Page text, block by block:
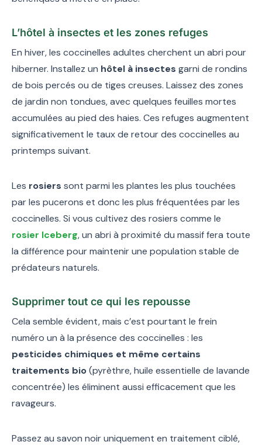
L’hôtel à insectes et les zones refuges
En hiver, les coccinelles adultes cherchent un abri pour
hiberner. Installez un hôtel à insectes garni de rondins
de bois percés ou de tiges creuses. Laissez des zones
de jardin non tondues, avec quelques feuilles mortes
accumulées au pied des haies. Ces refuges augmentent
significativement le taux de retour des coccinelles au
printemps suivant.
Les rosiers sont parmi les plantes les plus touchées
par les pucerons et donc les plus fréquentées par les
coccinelles. Si vous cultivez des rosiers comme le
rosier Iceberg, un abri à proximité du massif fera toute
la différence pour maintenir une population stable de
prédateurs naturels.
Supprimer tout ce qui les repousse
Cela semble évident, mais c’est pourtant le frein
numéro un à la présence des coccinelles : les
pesticides chimiques et même certains
traitements bio(pyrèthre, huile essentielle de lavande
concentrée) les éliminent aussi efficacement que les
ravageurs.
Passez au savon noir uniquement en traitement ciblé,